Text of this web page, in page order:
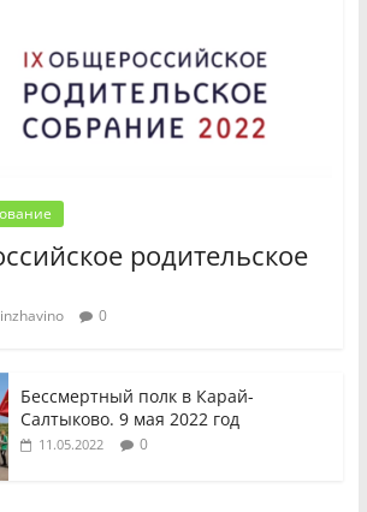
родительское
inzhavino 0
Бессмертный полк в Карай-
Салтыково. 9 мая 2022 год
11.05.2022 0